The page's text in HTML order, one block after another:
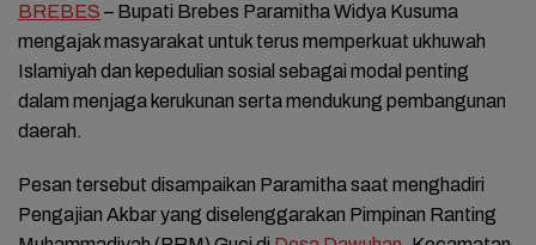
BREBES – Bupati Brebes Paramitha Widya Kusuma
mengajak masyarakat untuk terus memperkuat ukhuwah
Islamiyah dan kepedulian sosial sebagai modal penting
dalam menjaga kerukunan serta mendukung pembangunan
daerah.
Pesan tersebut disampaikan Paramitha saat menghadiri
Pengajian Akbar yang diselenggarakan Pimpinan Ranting